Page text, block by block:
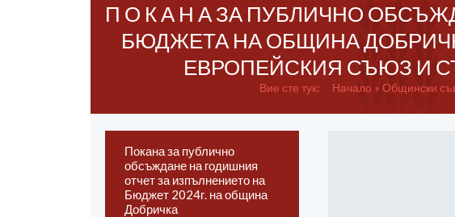
П О К А Н А ЗА ПУБЛИЧНО
БЮДЖЕТА НА ОБЩИНА
ЕВРОПЕЙСКИЯ СЪЮЗ И
Вие сте тук: Начало Общински
Покана за публично
обсъждане на годишния
отчет за изпълнението на
Бюджет 2024г. на община
Добричка